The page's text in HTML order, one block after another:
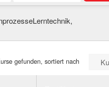
gefunden, sortiert nach